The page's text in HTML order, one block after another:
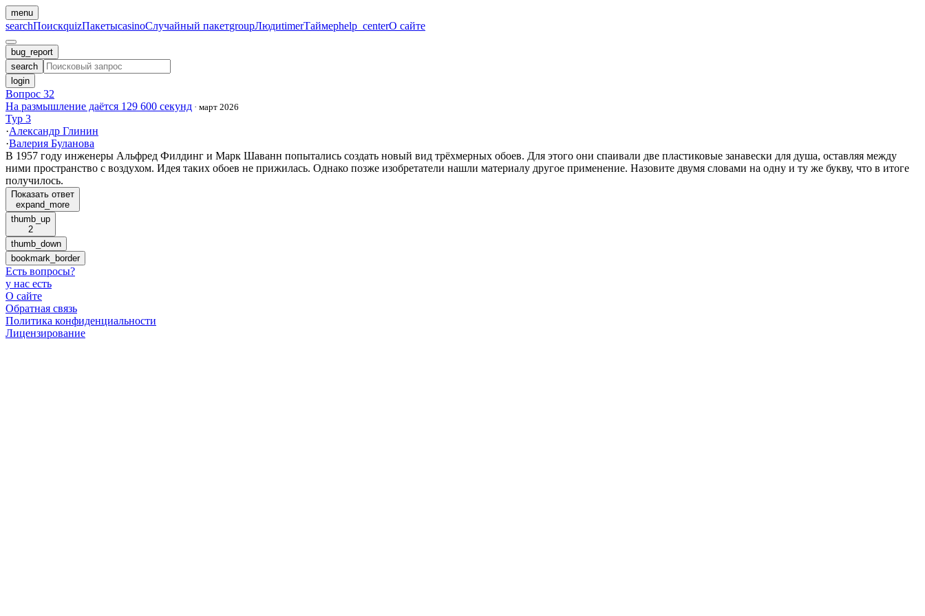
menu
searchПоискquizПакетыcasinoСлучайный пакетgroupЛюдиtimerТаймерhelp_centerО сайте
bug_report
search
login
Вопрос 32
На размышление даётся 129 600 секунд · март 2026
Тур 3
·Александр Глинин
·Валерия Буланова
В 1957 году инженеры Альфред Филдинг и Марк Шаванн попытались создать новый вид трёхмерных обоев. Для этого они спаивали две пластиковые занавески для душа, оставляя между
ними пространство с воздухом. Идея таких обоев не прижилась. Однако позже изобретатели нашли материалу другое применение. Назовите двумя словами на одну и ту же букву, что в итоге
получилось.
Показать ответ
expand_more
thumb_up
2
thumb_down
bookmark_border
Есть вопросы?
у нас есть
О сайте
Обратная связь
Политика конфиденциальности
Лицензирование